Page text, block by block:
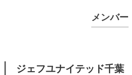
メンバー
ジェフユナイテッド千葉